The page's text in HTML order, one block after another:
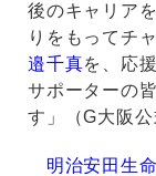
後のキャリア
りをもってチ
邉千真を、応
サポーターの
す」（G大阪公
明治安田生